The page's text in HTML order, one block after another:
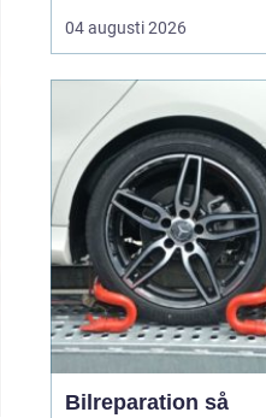
vinterdäck. För bilägare i
Örebro kan rätt förvaring
säkra mil på vägen och
onödigt slitage som
leder till dyra byten i
förtid. När däcken
förvaras professionellt
f...
04 augusti 2026
Bilreparation så